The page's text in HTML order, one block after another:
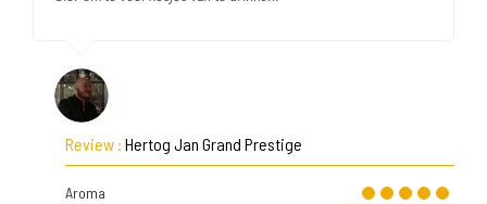
Review : Hertog Jan Grand Prestige
Aroma